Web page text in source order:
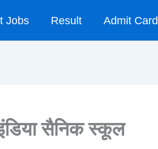
Jobs Result Admit Card
सैनिक स्कूल